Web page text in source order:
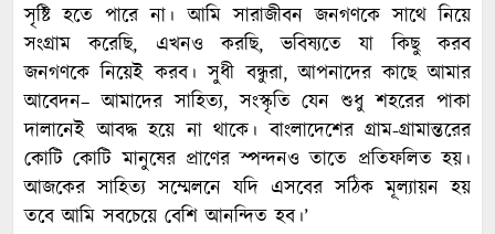
সৃষ্টি হতে পারে না। আমি সারাজীবন জনগণকে সাথে নিয়ে
সংগ্রাম করেছি, এখনও করছি, ভবিষ্যতে যা কিছু করব
জনগণকে নিয়েই করব। সুধী বন্ধুরা, আপনাদের কাছে আমার
আবেদন– আমাদের সাহিত্য, সংস্কৃতি যেন শুধু শহরের পাকা
দালানেই আবদ্ধ হয়ে না থাকে। বাংলাদেশের গ্রাম-গ্রামান্তরের
কোটি কোটি মানুষের প্রাণের স্পন্দনও তাতে প্রতিফলিত হয়।
আজকের সাহিত্য সম্মেলনে যদি এসবের সঠিক মূল্যায়ন হয়
তবে আমি সবচেয়ে বেশি আনন্দিত হব।’